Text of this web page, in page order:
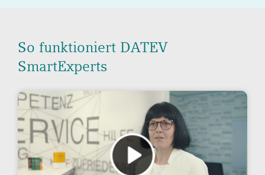
So funktioniert DATEV
SmartExperts